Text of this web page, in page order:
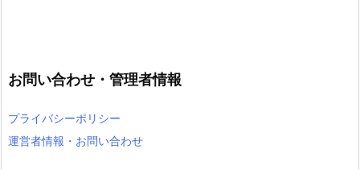
お問い合わせ・管理者情報
プライバシーポリシー
運営者情報・お問い合わせ